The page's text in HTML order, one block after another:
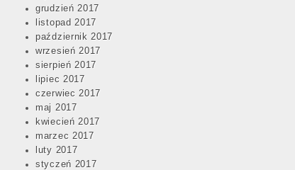
grudzień 2017
listopad 2017
październik 2017
wrzesień 2017
sierpień 2017
lipiec 2017
czerwiec 2017
maj 2017
kwiecień 2017
marzec 2017
luty 2017
styczeń 2017